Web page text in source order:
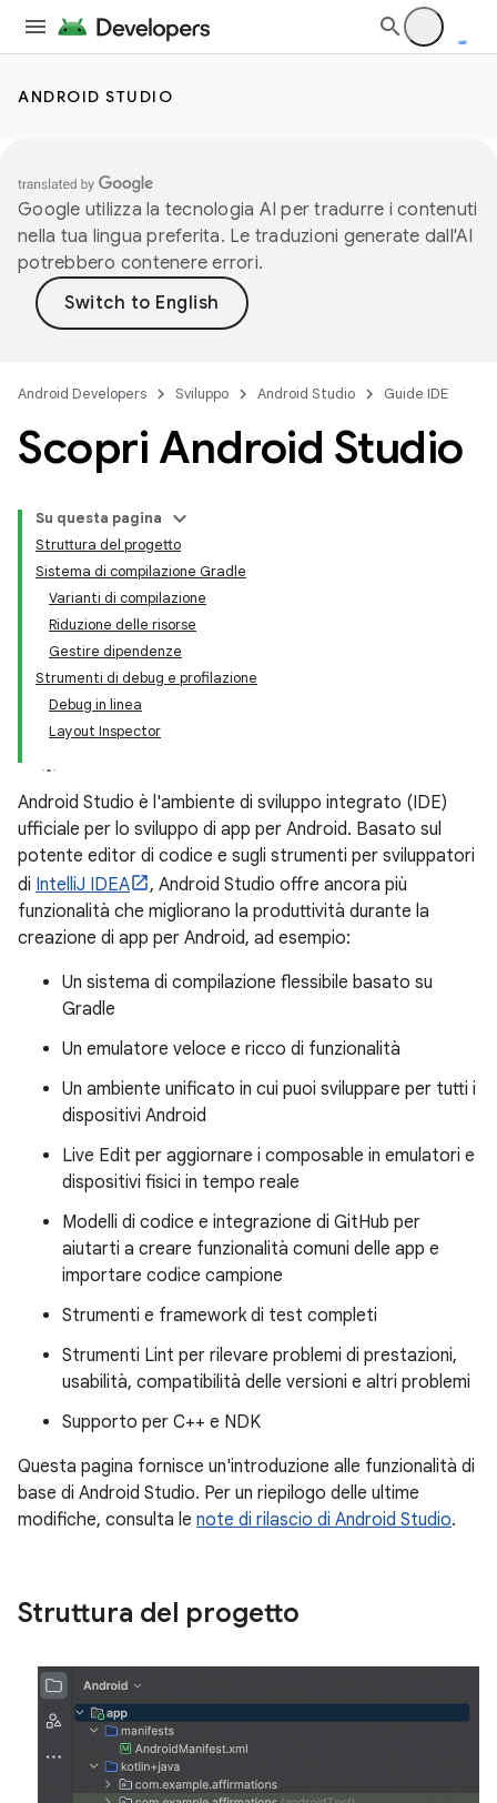
ANDROID STUDIO
Google utilizza la tecnologia AI per tradurre i contenuti
nella tua lingua preferita. Le traduzioni generate dall'AI
potrebbero contenere errori.
Android Developers Sviluppo Android Studio Guide IDE
Scopri Android Studio
Su questa pagina
Struttura del progetto
Sistema di compilazione Gradle
Varianti di compilazione
Riduzione delle risorse
Gestire dipendenze
Strumenti di debug e profilazione
Debug in linea
Layout Inspector
Android Studio è l'ambiente di sviluppo integrato (IDE)
ufficiale per lo sviluppo di app per Android. Basato sul
potente editor di codice e sugli strumenti per sviluppatori
di IntelliJ IDEA
, Android Studio offre ancora più
funzionalità che migliorano la produttività durante la
creazione di app per Android, ad esempio:
Un sistema di compilazione flessibile basato su
Gradle
Un emulatore veloce e ricco di funzionalità
Un ambiente unificato in cui puoi sviluppare per tutti i
dispositivi Android
Live Edit per aggiornare i composable in emulatori e
dispositivi fisici in tempo reale
Modelli di codice e integrazione di GitHub per
aiutarti a creare funzionalità comuni delle app e
importare codice campione
Strumenti e framework di test completi
Strumenti Lint per rilevare problemi di prestazioni,
usabilità, compatibilità delle versioni e altri problemi
Supporto per C++ e NDK
Questa pagina fornisce un'introduzione alle funzionalità di
base di Android Studio. Per un riepilogo delle ultime
modifiche, consulta le note di rilascio di Android Studio.
Struttura del progetto